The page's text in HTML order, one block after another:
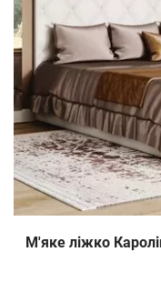
М'яке ліжко